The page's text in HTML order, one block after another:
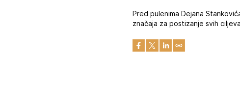
Pred pulenima Dejana
značaja za postizanje svih